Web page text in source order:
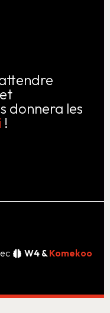
et
donnera les
!
W4 & Komekoo